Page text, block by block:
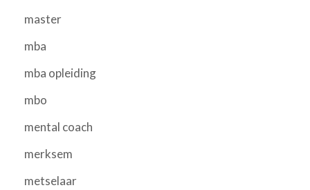
master
mba
mba opleiding
mbo
mental coach
merksem
metselaar